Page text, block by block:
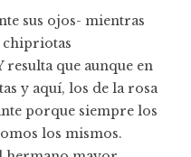
sus ojos- mientras
chipriotas
resulta que aunque en
y aquí, los de la rosa
porque siempre los
los mismos.